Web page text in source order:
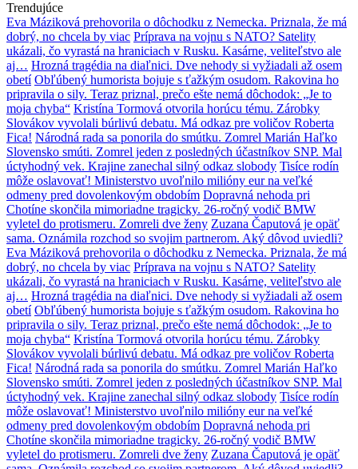
Trendujúce
Eva Máziková prehovorila o dôchodku z Nemecka. Priznala, že má
dobrý, no chcela by viac Príprava na vojnu s NATO? Satelity
ukázali, čo vyrastá na hraniciach v Rusku. Kasárne, veliteľstvo ale
aj… Hrozná tragédia na diaľnici. Dve nehody si vyžiadali až osem
obetí Obľúbený humorista bojuje s ťažkým osudom. Rakovina ho
pripravila o sily. Teraz priznal, prečo ešte nemá dôchodok: „Je to
moja chyba“ Kristína Tormová otvorila horúcu tému. Zárobky
Slovákov vyvolali búrlivú debatu. Má odkaz pre voličov Roberta
Fica! Národná rada sa ponorila do smútku. Zomrel Marián Haľko
Slovensko smúti. Zomrel jeden z posledných účastníkov SNP. Mal
úctyhodný vek. Krajine zanechal silný odkaz slobody Tisíce rodín
môže oslavovať! Ministerstvo uvoľnilo milióny eur na veľké
odmeny pred dovolenkovým obdobím Dopravná nehoda pri
Chotíne skončila mimoriadne tragicky. 26-ročný vodič BMW
vyletel do protismeru. Zomreli dve ženy Zuzana Čaputová je opäť
sama. Oznámila rozchod so svojim partnerom. Aký dôvod uviedli?
Eva Máziková prehovorila o dôchodku z Nemecka. Priznala, že má
dobrý, no chcela by viac Príprava na vojnu s NATO? Satelity
ukázali, čo vyrastá na hraniciach v Rusku. Kasárne, veliteľstvo ale
aj… Hrozná tragédia na diaľnici. Dve nehody si vyžiadali až osem
obetí Obľúbený humorista bojuje s ťažkým osudom. Rakovina ho
pripravila o sily. Teraz priznal, prečo ešte nemá dôchodok: „Je to
moja chyba“ Kristína Tormová otvorila horúcu tému. Zárobky
Slovákov vyvolali búrlivú debatu. Má odkaz pre voličov Roberta
Fica! Národná rada sa ponorila do smútku. Zomrel Marián Haľko
Slovensko smúti. Zomrel jeden z posledných účastníkov SNP. Mal
úctyhodný vek. Krajine zanechal silný odkaz slobody Tisíce rodín
môže oslavovať! Ministerstvo uvoľnilo milióny eur na veľké
odmeny pred dovolenkovým obdobím Dopravná nehoda pri
Chotíne skončila mimoriadne tragicky. 26-ročný vodič BMW
vyletel do protismeru. Zomreli dve ženy Zuzana Čaputová je opäť